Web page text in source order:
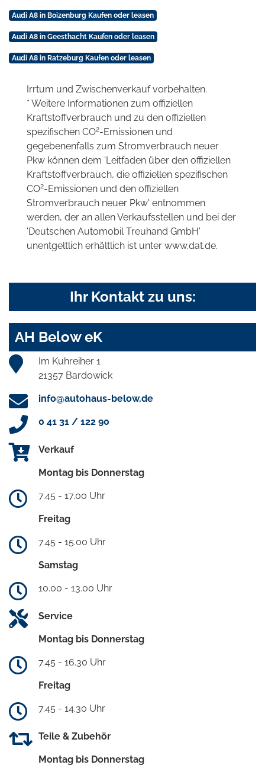
Audi A8 in Boizenburg Kaufen oder leasen
Audi A8 in Geesthacht Kaufen oder leasen
Audi A8 in Ratzeburg Kaufen oder leasen
Irrtum und Zwischenverkauf vorbehalten.
* Weitere Informationen zum offiziellen
Kraftstoffverbrauch und zu den offiziellen
spezifischen CO2-Emissionen und
gegebenenfalls zum Stromverbrauch neuer
Pkw können dem 'Leitfaden über den offiziellen
Kraftstoffverbrauch, die offiziellen spezifischen
CO2-Emissionen und den offiziellen
Stromverbrauch neuer Pkw' entnommen
werden, der an allen Verkaufsstellen und bei der
'Deutschen Automobil Treuhand GmbH'
unentgeltlich erhältlich ist unter www.dat.de.
Ihr Kontakt zu uns:
AH Below eK
Im Kuhreiher 1
21357 Bardowick
info@autohaus-below.de
0 41 31 / 122 90
Verkauf
Montag bis Donnerstag
7.45 - 17.00 Uhr
Freitag
7.45 - 15.00 Uhr
Samstag
10.00 - 13.00 Uhr
Service
Montag bis Donnerstag
7.45 - 16.30 Uhr
Freitag
7.45 - 14.30 Uhr
Teile & Zubehör
Montag bis Donnerstag